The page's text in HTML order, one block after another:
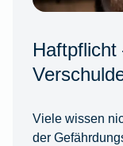
Haftpflicht
Viele wissen
der